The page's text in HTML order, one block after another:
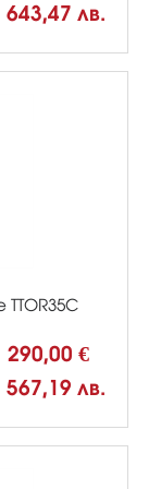
643,47 лв.
290,00 €
567,19 лв.